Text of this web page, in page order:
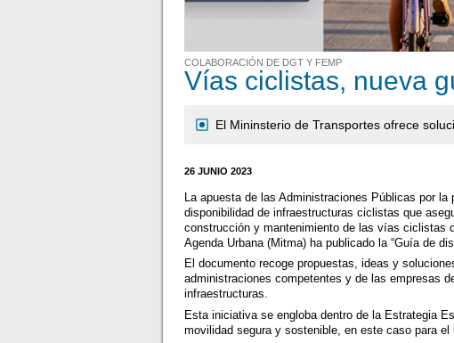
COLABORACIÓN DE DGT Y FEMP
Vías ciclistas, nueva
El Mininsterio de Transportes ofrece
26 JUNIO 2023
La apuesta de las Administraciones Públicas por
disponibilidad de infraestructuras ciclistas que
construcción y mantenimiento de las vías ciclistas
Agenda Urbana (Mitma) ha publicado la “Guía de
El documento recoge propuestas, ideas y
administraciones competentes y de las empresas
infraestructuras.
Esta iniciativa se engloba dentro de la Estrategia
movilidad segura y sostenible, en este caso para